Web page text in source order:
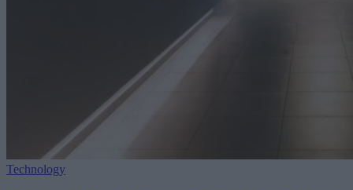
Technology